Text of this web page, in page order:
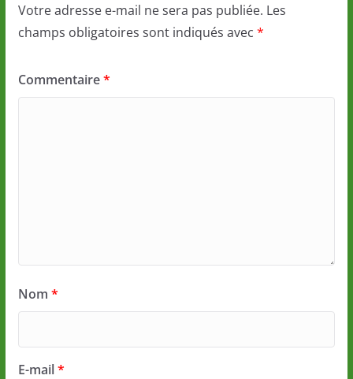
Votre adresse e-mail ne sera pas publiée. Les
champs obligatoires sont indiqués avec *
Commentaire*
Nom *
E-mail*